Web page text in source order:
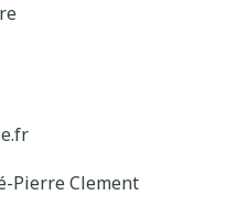
Pierre Clement